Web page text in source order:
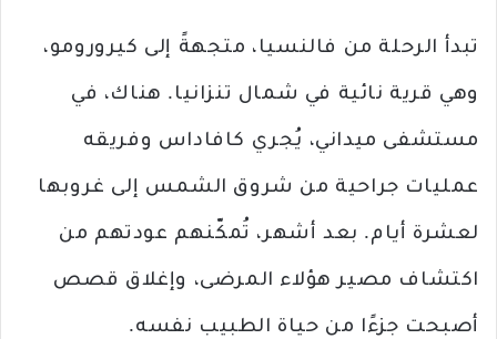
تبدأ الرحلة من فالنسيا، متجهةً إلى كيرورومو،
وهي قرية نائية في شمال تنزانيا. هناك، في
مستشفى ميداني، يُجري كافاداس وفريقه
عمليات جراحية من شروق الشمس إلى غروبها
لعشرة أيام. بعد أشهر، تُمكّنهم عودتهم من
اكتشاف مصير هؤلاء المرضى، وإغلاق قصص
أصبحت جزءًا من حياة الطبيب نفسه.